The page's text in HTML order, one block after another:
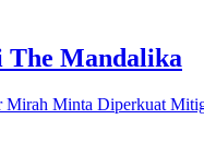
Mandalika
Mirah Minta Diperkuat